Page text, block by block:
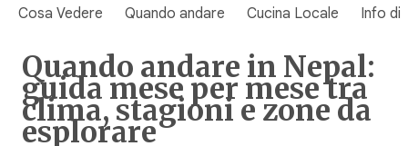
Cosa Vedere Quando andare Cucina Locale Info di
Quando andare in Nepal:
guida mese per mese tra
clima, stagioni e zone da
esplorare